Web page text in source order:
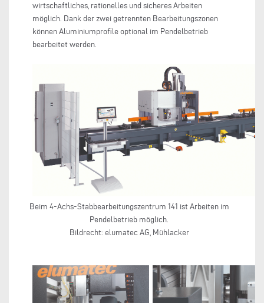
wirtschaftliches, rationelles und sicheres Arbeiten
möglich. Dank der zwei getrennten Bearbeitungszonen
können Aluminiumprofile optional im Pendelbetrieb
bearbeitet werden.
Beim 4-Achs-Stabbearbeitungszentrum 141 ist Arbeiten im
Pendelbetrieb möglich.
Bildrecht: elumatec AG, Mühlacker